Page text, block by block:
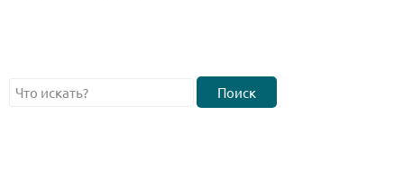
Поиск